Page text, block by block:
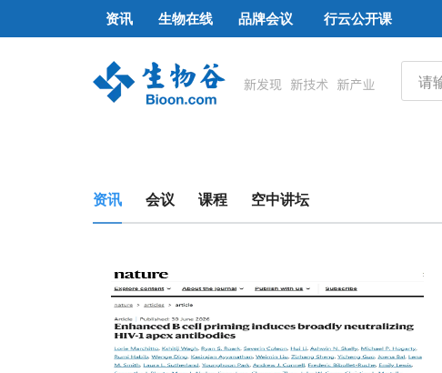
资讯 生物在线 品牌会议 行云公开课
资讯 会议 课程 空中讲坛